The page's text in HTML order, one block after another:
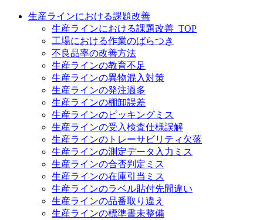
生産ラインにおける課題改善
生産ラインにおける課題改善_TOP
工場における作業のばらつき
不良品率の改善方法
生産ラインの教育不足
生産ラインの異物混入対策
生産ラインの発注過多
生産ラインの棚卸誤差
生産ラインのピッキングミス
生産ラインの受入検査仕様誤解
生産ラインのトレーサビリティ欠落
生産ラインの測定データ入力ミス
生産ラインの合否判定ミス
生産ラインの在庫引当ミス
生産ラインのラベル貼付先間違い
生産ラインの品番取り違え
生産ラインの標準書未整備